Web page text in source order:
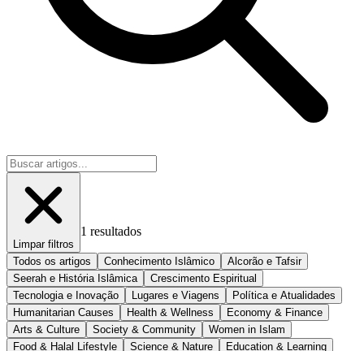
Limpar filtros
1 resultados
Todos os artigos Conhecimento Islâmico
Alcorão e Tafsir
Seerah e História Islâmica
Crescimento Espiritual
Tecnologia e Inovação
Lugares e Viagens
Política e Atualidades
Humanitarian Causes
Health & Wellness
Economy & Finance
Arts & Culture
Society & Community
Women in Islam
Food & Halal Lifestyle
Science & Nature
Education & Learning